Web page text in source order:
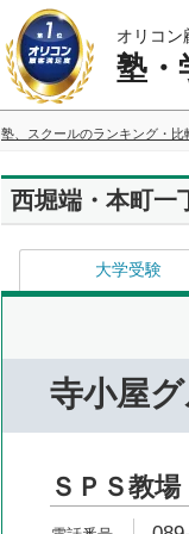
オリコン
塾・
塾、スクールのランキング・比
西堀端・本町一
大学受験
寺小屋
ＳＰＳ教場